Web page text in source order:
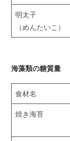
明太子
（めんたいこ）
海藻類の糖質量
食材名
焼き海苔